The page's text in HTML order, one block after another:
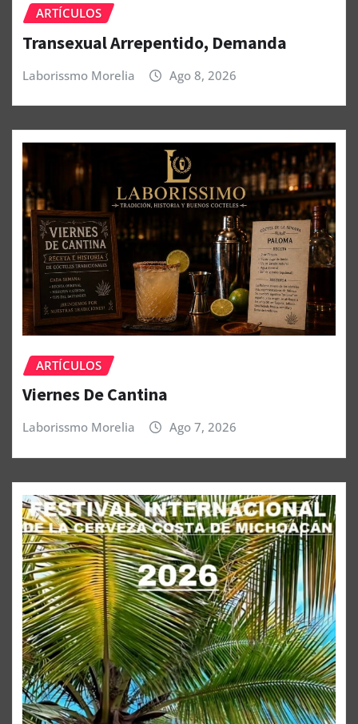
ARTÍCULOS
Transexual Arrepentido, Demanda
Laborissmo Morelia Ago 8, 2026
ARTÍCULOS
Viernes De Cantina
Laborissmo Morelia Ago 7, 2026